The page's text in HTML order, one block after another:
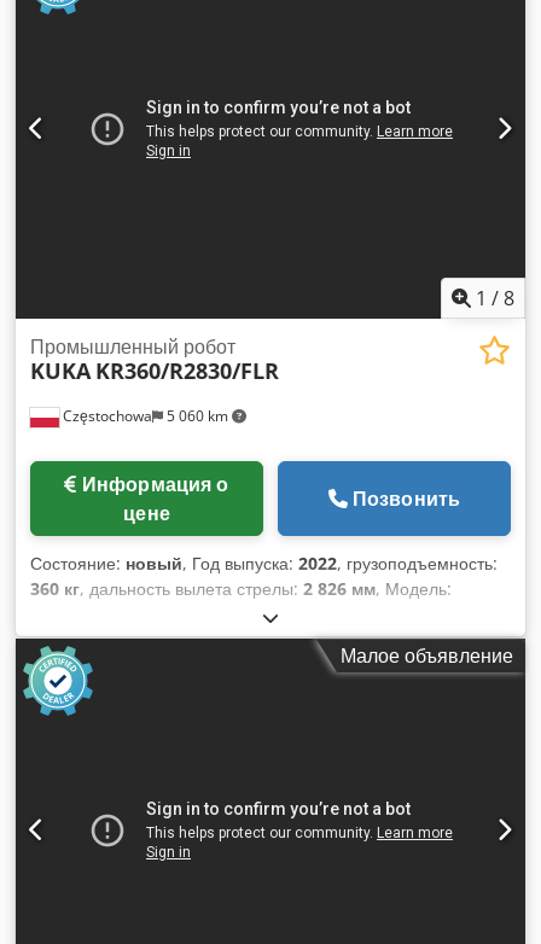
1̶5̶,̶3̶0̶0 / 9600 €/шт. Цена робота в ячейке: 11 700 €/шт.
1 /8
Częstochowa 5 060 km
Промышленный робот
KUKA KR360/R2830/FLR
цене
Позвонить
Состояние: новый, Год выпуска: 2022, грузоподъемность:
360 кг, дальность вылета стрелы: 2 826 мм, Модель:
KR360/R2830/FLR Количество: 6 штук в наличии Год
выпуска: 2020/2022 Оси: 6 Максимальный вылет: 2826 мм
Грузоподъемность: 360 кг Cjdpfx Ahetuc Dgehoha
Максимальная нагрузка: 472 кг Система управления: KRC4
Подвесной пульт управления Нет часов работы Происходит
Малое объявление